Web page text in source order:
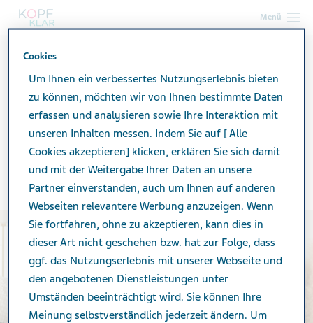
Menü
kopf-klar.de
BLOG Nr. 2: Zu Hause alles klar? Migräne in der Familie
BLOG Nr. 2: Zu Hause alles
klar? Migräne in der Familie
Cookies
Um Ihnen ein verbessertes Nutzungserlebnis bieten
zu können, möchten wir von Ihnen bestimmte Daten
erfassen und analysieren sowie Ihre Interaktion mit
unseren Inhalten messen. Indem Sie auf [ Alle
Cookies akzeptieren] klicken, erklären Sie sich damit
und mit der Weitergabe Ihrer Daten an unsere
Partner einverstanden, auch um Ihnen auf anderen
Webseiten relevantere Werbung anzuzeigen. Wenn
Sie fortfahren, ohne zu akzeptieren, kann dies in
dieser Art nicht geschehen bzw. hat zur Folge, dass
ggf. das Nutzungserlebnis mit unserer Webseite und
den angebotenen Dienstleistungen unter
Umständen beeinträchtigt wird. Sie können Ihre
Meinung selbstverständlich jederzeit ändern. Um